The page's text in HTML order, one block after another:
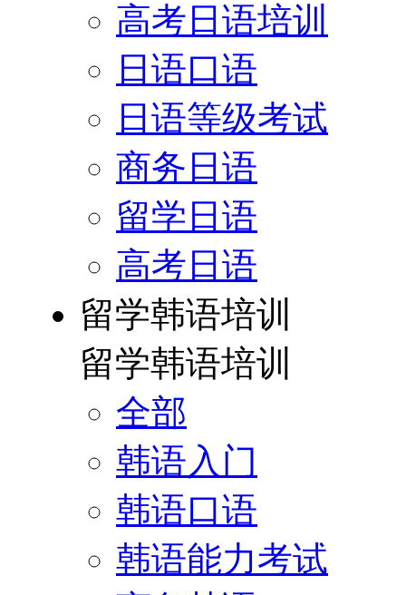
高考日语培训
日语口语
日语等级考试
商务日语
留学日语
高考日语
留学韩语培训
留学韩语培训
全部
韩语入门
韩语口语
韩语能力考试